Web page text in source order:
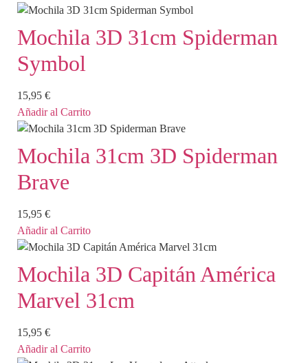
Mochila 3D 31cm Spiderman
Symbol
15,95 €
Añadir al Carrito
Mochila 31cm 3D Spiderman
Brave
15,95 €
Añadir al Carrito
Mochila 3D Capitán América
Marvel 31cm
15,95 €
Añadir al Carrito